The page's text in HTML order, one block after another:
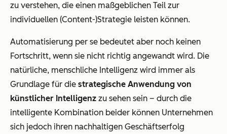
zu verstehen, die einen maßgeblichen Teil zur
individuellen (Content-)Strategie leisten können.
Automatisierung per se bedeutet aber noch keinen
Fortschritt, wenn sie nicht richtig angewandt wird. Die
natürliche, menschliche Intelligenz wird immer als
Grundlage für die strategische Anwendung von
künstlicher Intelligenz zu sehen sein – durch die
intelligente Kombination beider können Unternehmen
sich jedoch ihren nachhaltigen Geschäftserfolg